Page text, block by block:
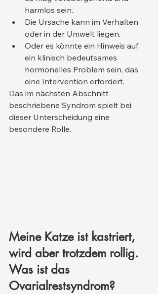
harmlos sein.
Die Ursache kann im Verhalten
oder in der Umwelt liegen.
Oder es könnte ein Hinweis auf
ein klinisch bedeutsames
hormonelles Problem sein, das
eine Intervention erfordert.
Das im nächsten Abschnitt
beschriebene Syndrom spielt bei
dieser Unterscheidung eine
besondere Rolle.
Meine Katze ist kastriert,
wird aber trotzdem rollig.
Was ist das
Ovarialrestsyndrom?